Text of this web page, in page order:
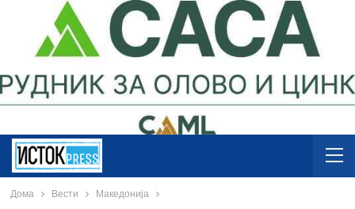
Дома Вести Македонија